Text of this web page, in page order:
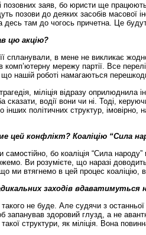
позовних заяв, бо юристи ще
позови до деяких засобів
десь там до чогось причетна. Це
цю акцію?
в мене не викликає
комп’ютерну мережу партії. Все
нашій роботі намагаються
трагедія, міліція відразу
сказати, водії вони чи ні. Тоді,
політичних структур, імовірно,
цей конфлікт? Коаліцію “Сила
самостійно, бо коаліція “Сила
Ви розумієте, що наразі
ми втягнемо в цей процес коаліцію,
заходів вдаватимуться
не буде. Але судячи з
здоровий глузд, а не
структури, як міліція. Вона